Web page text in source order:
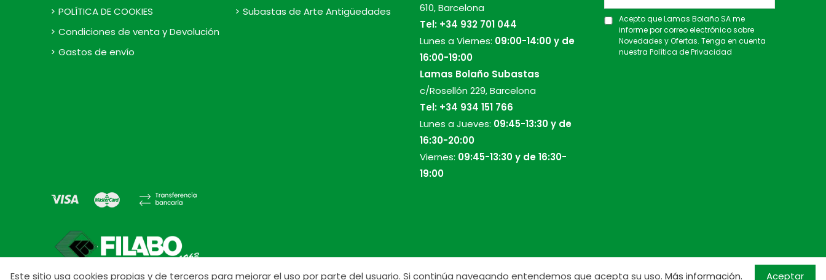
POLÍTICA DE COOKIES
Condiciones de venta y Devolución
Gastos de envío
Subastas de Arte Antigüedades
610, Barcelona
Tel: +34 932 701 044
Lunes a Viernes: 09:00-14:00 y de
16:00-19:00
Lamas Bolaño Subastas
c/Rosellón 229, Barcelona
Tel: +34 934 151 766
Lunes a Jueves: 09:45-13:30 y de
16:30-20:00
Viernes: 09:45-13:30 y de 16:30-
19:00
Acepto que Lamas Bolaño SA me
informe por correo electrónico sobre
Novedades y Ofertas. Tenga en cuenta
nuestraPolítica de Privacidad
Este sitio usa cookies propias y de terceros para mejorar el uso por parte del usuario. Si continúa navegando entendemos que acepta su uso.Más información. Aceptar